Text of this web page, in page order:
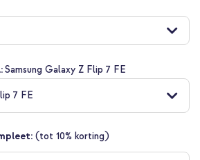
Samsung Galaxy Z Flip 7 FE
7 FE
(tot 10% korting)